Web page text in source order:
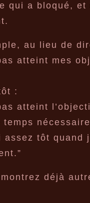
qui a bloqué, et
au lieu de
atteint mes
:
atteint
temps
assez tôt quand
déjà